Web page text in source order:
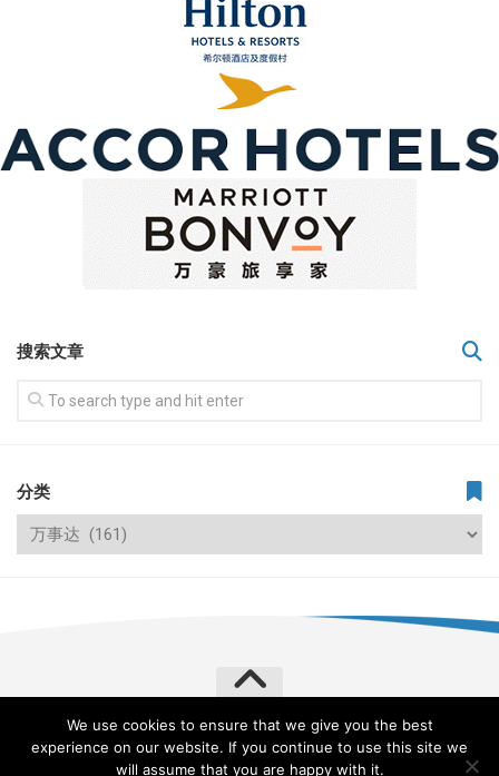
搜索文章
分类
飞常旅客 VERYLVKE © 2026. All Rights Reserved.
Powered byWordPress. Theme byAlx
We use cookies to ensure that we give you the best
experience on our website. If you continue to use this site we
will assume that you are happy with it.